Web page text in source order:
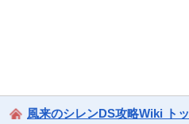
風来のシレンDS攻略Wiki ト